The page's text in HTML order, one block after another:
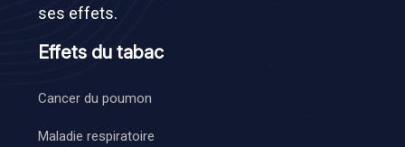
ses effets.
Effets du tabac
Cancer du poumon
Maladie respiratoire